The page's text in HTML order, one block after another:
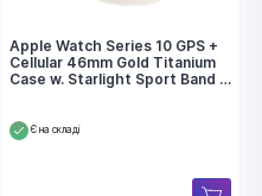
Apple Watch Series 10 GPS +
Cellular 46mm Gold Titanium
Case w. Starlight Sport Band -
Є на складі